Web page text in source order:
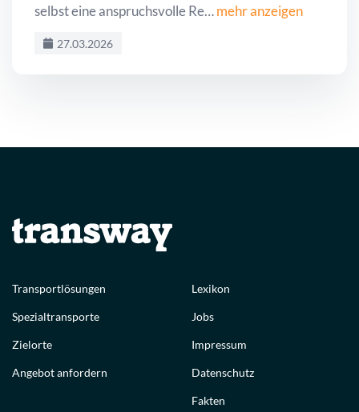
selbst eine anspruchsvolle Re…mehr anzeigen
27.03.2026
Transportlösungen
Spezialtransporte
Zielorte
Angebot anfordern
Lexikon
Jobs
Impressum
Datenschutz
Fakten